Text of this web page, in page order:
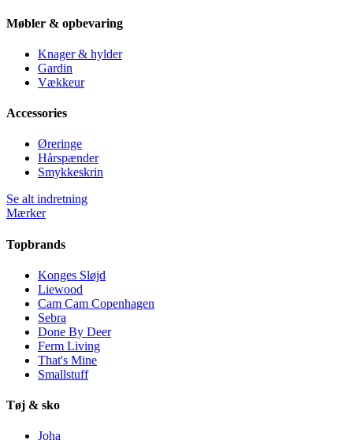
Møbler & opbevaring
Knager & hylder
Gardin
Vækkeur
Accessories
Øreringe
Hårspænder
Smykkeskrin
Se alt indretning
Mærker
Topbrands
Konges Sløjd
Liewood
Cam Cam Copenhagen
Sebra
Done By Deer
Ferm Living
That's Mine
Smallstuff
Tøj & sko
Joha